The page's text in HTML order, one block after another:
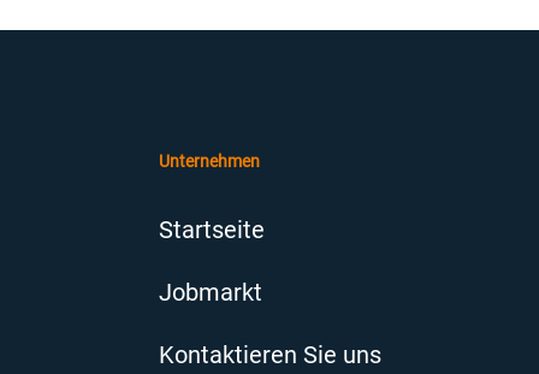
Unternehmen
Startseite
Jobmarkt
Kontaktieren Sie uns